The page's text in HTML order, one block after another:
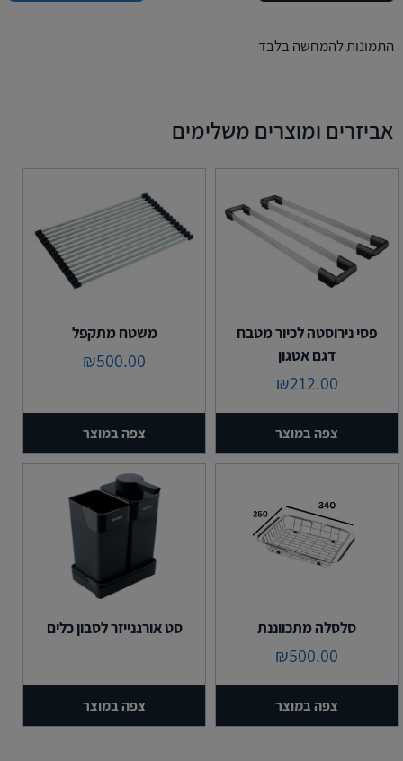
התמונות להמחשה בלבד
אביזרים ומוצרים משלימים
פסי נירוסטה לכיור מטבח
דגם אטגון
₪212.00
צפה במוצר
משטח מתקפל
₪500.00
צפה במוצר
סלסלה מתכווננת
₪500.00
צפה במוצר
סט אורגנייזר לסבון כלים
צפה במוצר